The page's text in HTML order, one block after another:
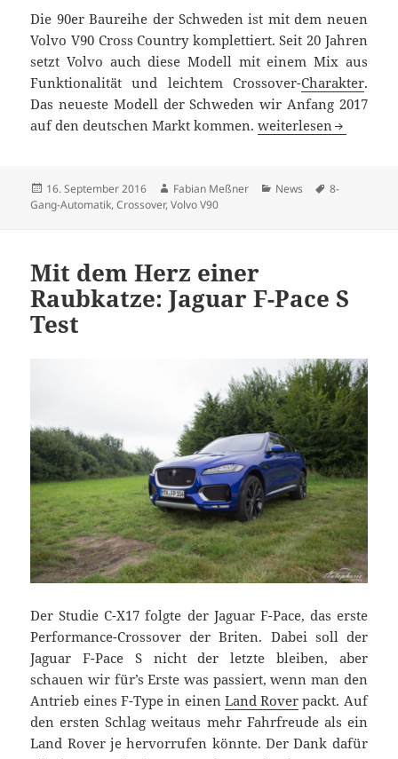
Die 90er Baureihe der Schweden ist mit dem neuen
Volvo V90 Cross Country komplettiert. Seit 20 Jahren
setzt Volvo auch diese Modell mit einem Mix aus
Funktionalität und leichtem Crossover-Charakter.
Das neueste Modell der Schweden wir Anfang 2017
auf den deutschen Markt kommen.Fortführung einer
weiterlesen
Veröffentlicht
am
16. September 2016 Autor
Fabian Meßner Kategorien
News Schlagwörter
8-
Gang-Automatik,Crossover,Volvo V90
Mit dem Herz einer
Raubkatze: Jaguar F-Pace S
Test
Der Studie C-X17 folgte der Jaguar F-Pace, das erste
Performance-Crossover der Briten. Dabei soll der
Jaguar F-Pace S nicht der letzte bleiben, aber
schauen wir für’s Erste was passiert, wenn man den
Antrieb eines F-Type in einen Land Rover packt. Auf
den ersten Schlag weitaus mehr Fahrfreude als ein
Land Rover je hervorrufen könnte. Der Dank dafür